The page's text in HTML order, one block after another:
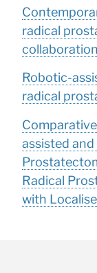
radical
Robotic-
radical
assisted
Radical
with